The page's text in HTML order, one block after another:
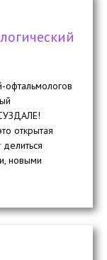
открытая
новыми